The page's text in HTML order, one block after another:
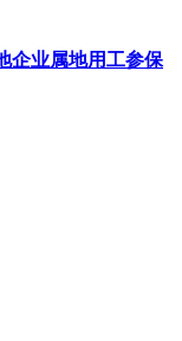
企业属地用工参保